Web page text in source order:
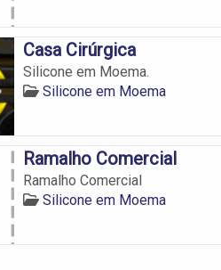
Casa Cirúrgica
Silicone em Moema.
Silicone em Moema
Ramalho Comercial
Ramalho Comercial
Silicone em Moema